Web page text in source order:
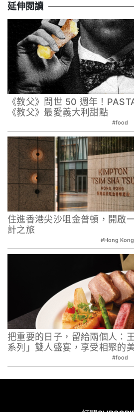
延伸閱讀
《教父》問世 50 週年！
《教父》最愛義大利甜點
#food
住進香港尖沙咀金普頓，開啟
計之旅
#Hong Kong
把重要的日子，留給兩個人：
系列」雙人盛宴，享受相聚的
#food